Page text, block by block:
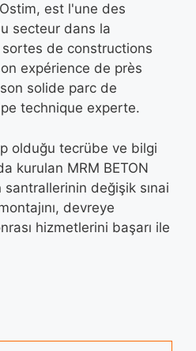
est l'une des
secteur dans la
de constructions
expérience de près
solide parc de
technique experte.
olduğu tecrübe ve bilgi
kurulan MRM BETON
santrallerinin değişik sınai
devreye
hizmetlerini başarı ile